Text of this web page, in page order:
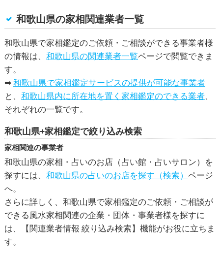
和歌山県の家相関連業者一覧
和歌山県で家相鑑定のご依頼・ご相談ができる事業者様
の情報は、 和歌山県の関連業者一覧ページで閲覧できま
す。
➡和歌山県で家相鑑定サービスの提供が可能な事業者
と、 和歌山県内に所在地を置く家相鑑定のできる業者、
それぞれの一覧です。
和歌山県+家相鑑定で絞り込み検索
家相関連の事業者
和歌山県の家相・占いのお店（占い館・占いサロン）を
探すには、 和歌山県の占いのお店を探す（検索） ページ
へ。
さらに詳しく、和歌山県で家相鑑定のご依頼・ご相談が
できる風水家相関連の企業・団体・事業者様を探すに
は、【関連業者情報 絞り込み検索】機能がお役に立ちま
す。